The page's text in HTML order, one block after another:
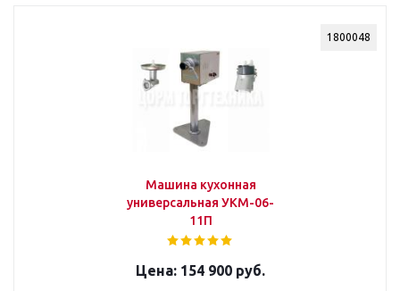
1800048
Машина кухонная
универсальная УКМ-06-
11П
154 900 руб.